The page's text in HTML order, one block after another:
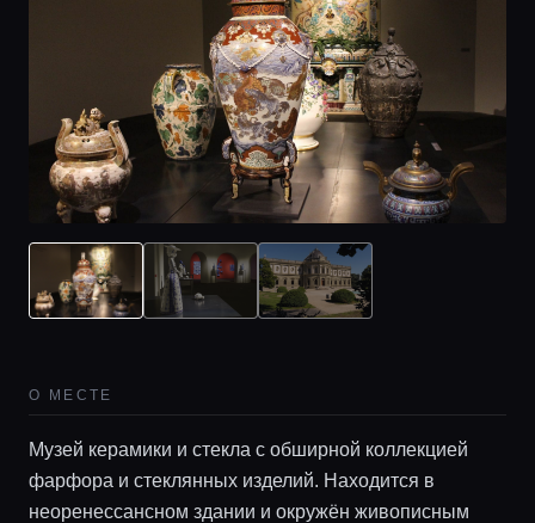
О МЕСТЕ
Музей керамики и стекла с обширной коллекцией
фарфора и стеклянных изделий. Находится в
неоренессансном здании и окружён живописным